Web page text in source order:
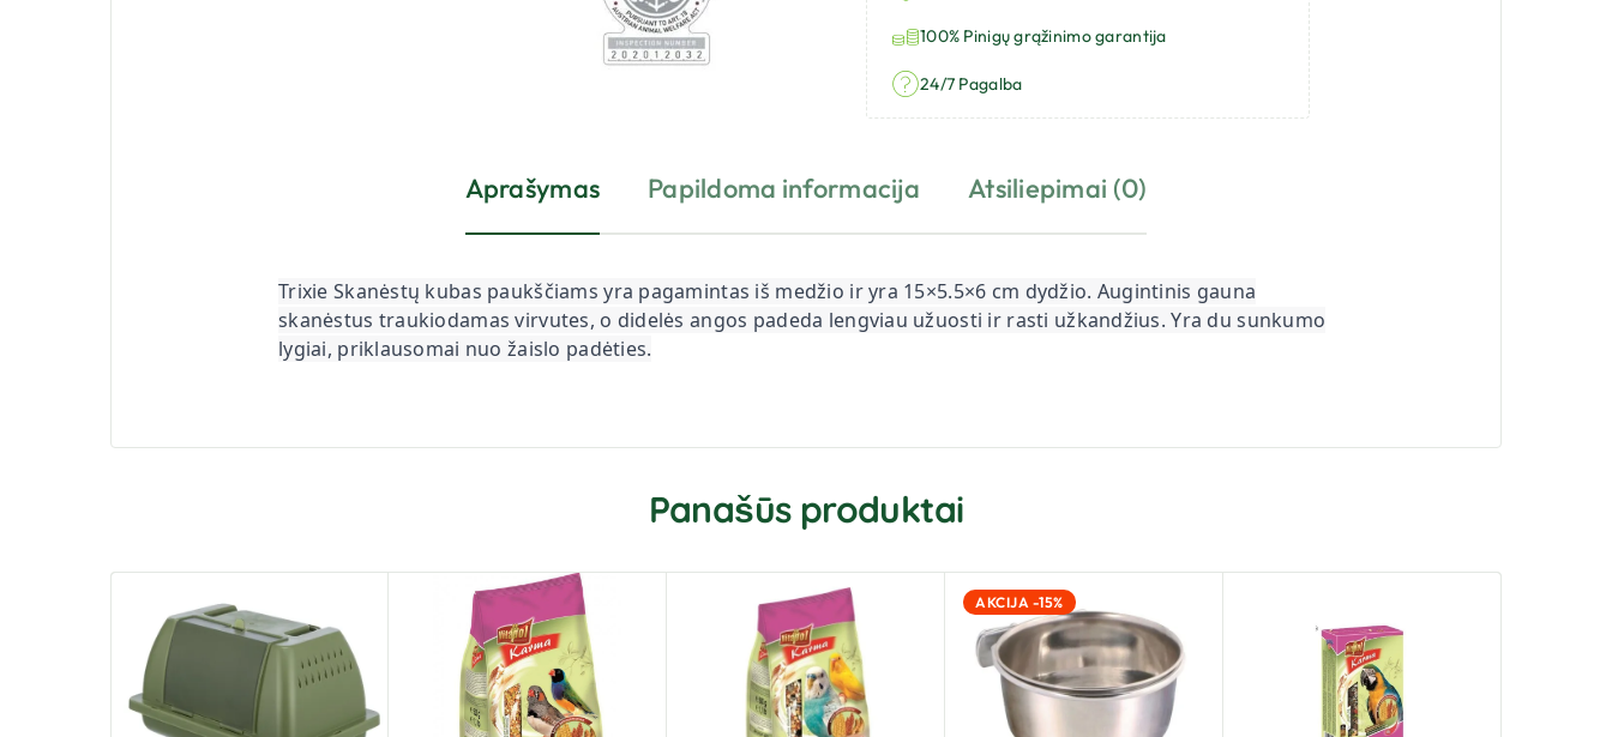
100% Pinigų grąžinimo garantija
24/7 Pagalba
Aprašymas Papildoma informacija Atsiliepimai (0)
Trixie Skanėstų kubas paukščiams yra pagamintas iš medžio ir yra 15×5.5×6 cm dydžio. Augintinis gauna
skanėstus traukiodamas virvutes, o didelės angos padeda lengviau užuosti ir rasti užkandžius. Yra du sunkumo
lygiai, priklausomai nuo žaislo padėties.
Panašūs produktai
AKCIJA -15%